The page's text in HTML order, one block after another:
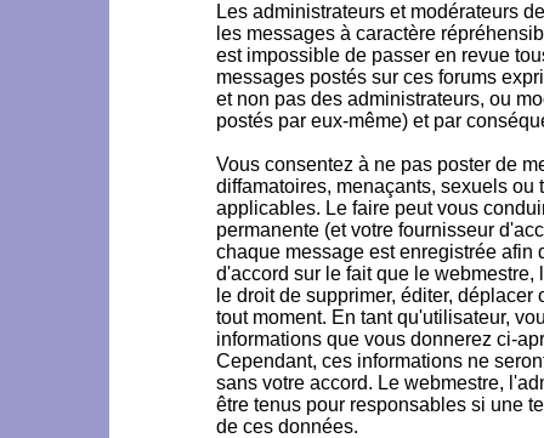
Les administrateurs et modérateurs
les messages à caractère
est impossible de passer en revue
messages postés sur ces forums
et non pas des administrateurs, ou
postés par eux-même) et par
Vous consentez à ne pas poster de
diffamatoires, menaçants, sexuels
applicables. Le faire peut vous
permanente (et votre fournisseur
chaque message est enregistrée afin
d'accord sur le fait que le
le droit de supprimer, éditer,
tout moment. En tant qu'utilisateur,
informations que vous donnerez ci-
Cependant, ces informations ne
sans votre accord. Le webmestre,
être tenus pour responsables si une
de ces données.